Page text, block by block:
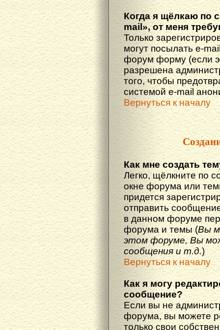
Когда я щёлкаю по
mail», от меня
Только
могут посылать e-
форум форму (если
разрешена
того, чтобы
системой e-mail
Вернуться к началу
Как мне создать
Легко, щёлкните по
окне форума или
придется
отправить
в данном форуме
форума и темы (Вы
этом форуме, Вы
сообщения и т.д.)
Вернуться к началу
Как я могу
сообщение?
Если вы не
форума, вы можете
только свои